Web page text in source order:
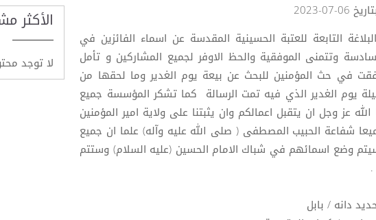
2023
التابعة للعتبة الحسينية المقدسة عن اسماء الفائزين في
وتتمنى الموفقية والحظ الاوفر لجميع المشاركين و تأمل
في حث المؤمنين للبحث عن بيعة يوم الغدير وما لحقها من
يوم الغدير الذي فيه تمت الرسالة كما تشكر المؤسسة جميع
الله عز وجل ان يتقبل اعمالكم وان يثبتنا على ولاية امير المؤمنين
شفاعة الحبيب المصطفى ( صلى الله عليه وآله) علما ان جميع
وضع اسمائهم في شباك الامام الحسين (عليه السلام) وستتم
.
الأكثر
لا توجد